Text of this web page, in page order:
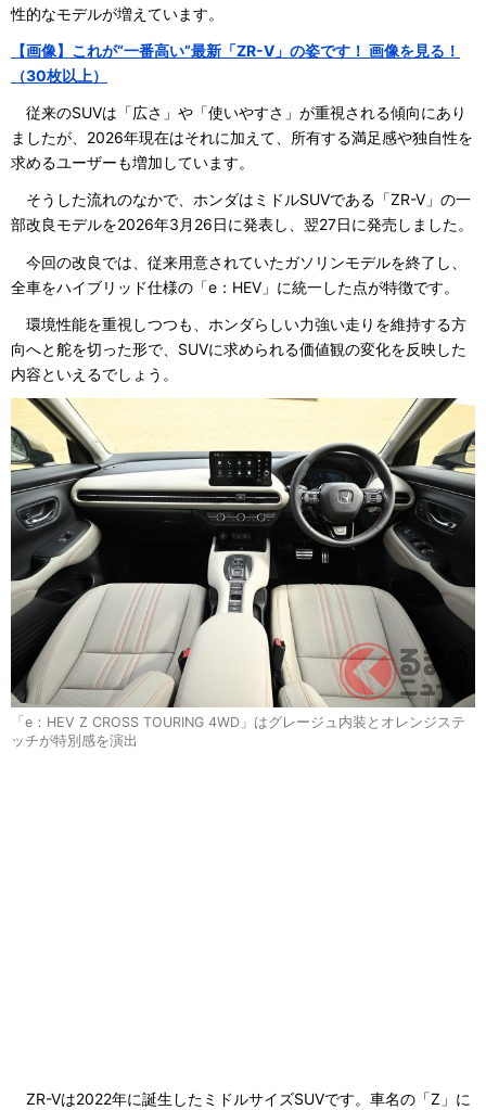
性的なモデルが増えています。
【画像】これが“一番高い”最新「ZR-V」の姿です！ 画像を見る！
（30枚以上）
従来のSUVは「広さ」や「使いやすさ」が重視される傾向にあり
ましたが、2026年現在はそれに加えて、所有する満足感や独自性を
求めるユーザーも増加しています。
そうした流れのなかで、ホンダはミドルSUVである「ZR-V」の一
部改良モデルを2026年3月26日に発表し、翌27日に発売しました。
今回の改良では、従来用意されていたガソリンモデルを終了し、
全車をハイブリッド仕様の「e：HEV」に統一した点が特徴です。
環境性能を重視しつつも、ホンダらしい力強い走りを維持する方
向へと舵を切った形で、SUVに求められる価値観の変化を反映した
内容といえるでしょう。
「e：HEV Z CROSS TOURING 4WD」はグレージュ内装とオレンジステ
ッチが特別感を演出
ZR-Vは2022年に誕生したミドルサイズSUVです。車名の「Z」に